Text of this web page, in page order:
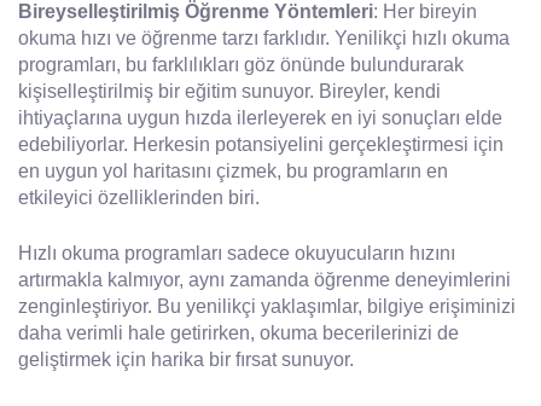
Bireyselleştirilmiş Öğrenme Yöntemleri: Her bireyin
okuma hızı ve öğrenme tarzı farklıdır. Yenilikçi hızlı okuma
programları, bu farklılıkları göz önünde bulundurarak
kişiselleştirilmiş bir eğitim sunuyor. Bireyler, kendi
ihtiyaçlarına uygun hızda ilerleyerek en iyi sonuçları elde
edebiliyorlar. Herkesin potansiyelini gerçekleştirmesi için
en uygun yol haritasını çizmek, bu programların en
etkileyici özelliklerinden biri.
Hızlı okuma programları sadece okuyucuların hızını
artırmakla kalmıyor, aynı zamanda öğrenme deneyimlerini
zenginleştiriyor. Bu yenilikçi yaklaşımlar, bilgiye erişiminizi
daha verimli hale getirirken, okuma becerilerinizi de
geliştirmek için harika bir fırsat sunuyor.